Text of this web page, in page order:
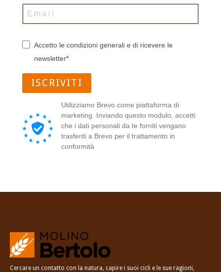
Accetto le condizioni generali e di ricevere le
newsletter
ISCRIVITI
Utilizziamo Brevo come piattaforma di
marketing. Inviando questo modulo, accetti
che i dati personali da te forniti vengano
trasferiti a Brevo per il trattamento in
conformità
Cercare un contatto con la natura, capire i suoi cicli e le sue ragioni,